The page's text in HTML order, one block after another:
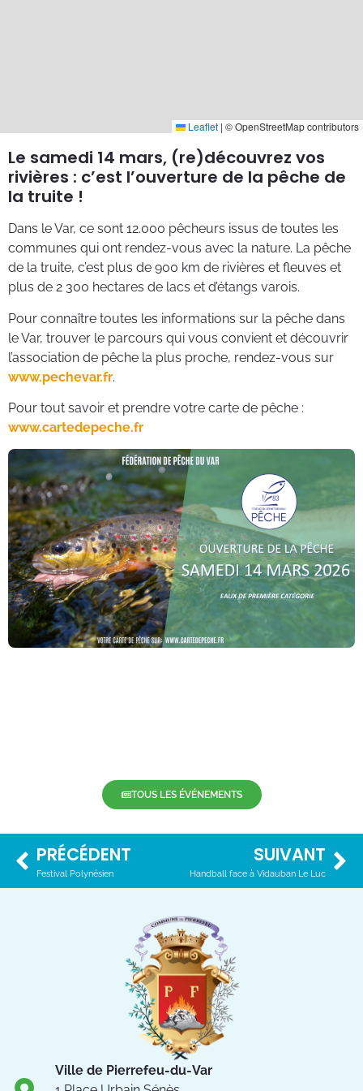
Leaflet | © OpenStreetMap contributors
Le samedi 14 mars, (re)découvrez vos
rivières : c’est l’ouverture de la pêche de
la truite !
Dans le Var, ce sont 12.000 pêcheurs issus de toutes les
communes qui ont rendez-vous avec la nature. La pêche
de la truite, c’est plus de 900 km de rivières et fleuves et
plus de 2 300 hectares de lacs et d’étangs varois.
Pour connaître toutes les informations sur la pêche dans
le Var, trouver le parcours qui vous convient et découvrir
l’association de pêche la plus proche, rendez-vous sur
www.pechevar.fr.
Pour tout savoir et prendre votre carte de pêche :
www.cartedepeche.fr
TOUS LES ÉVÉNEMENTS
PRÉCÉDENT
Festival Polynésien
SUIVANT
Handball face à Vidauban Le Luc
Ville de Pierrefeu-du-Var